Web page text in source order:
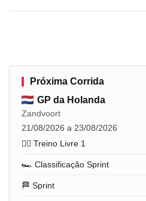
Próxima Corrida
GP da Holanda
Zandvoort
21/08/2026 a 23/08/2026
🏋️‍♂️ Treino Livre 1
🏎️ Classificação Sprint
🏁 Sprint